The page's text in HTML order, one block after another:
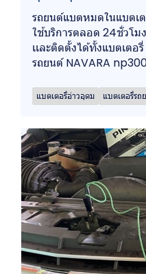
รถยนต์แบตหมดในแบตเ
ใช้บริการตลอด 24ชั่วโม
เเละติดตั้งได้ทั้งแบตเตอ
รถยนต์ NAVARA
แบตเตอรี่อ่าวอุดม แบตเตอรี่ร